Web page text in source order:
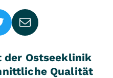
der Ostseeklinik
Qualität